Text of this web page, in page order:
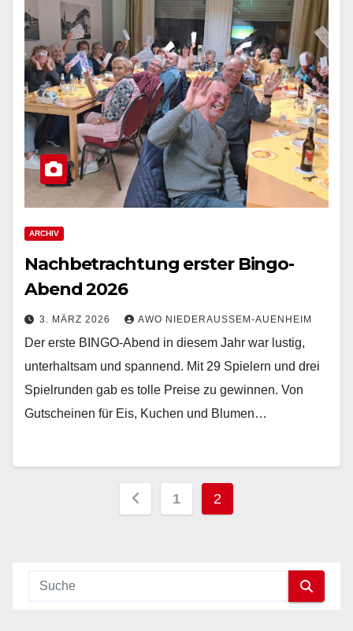
ARCHIV
Nachbetrachtung erster Bingo-
Abend 2026
3. MÄRZ 2026 AWO NIEDERAUSSEM-AUENHEIM
Der erste BINGO-Abend in diesem Jahr war lustig,
unterhaltsam und spannend. Mit 29 Spielern und drei
Spielrunden gab es tolle Preise zu gewinnen. Von
Gutscheinen für Eis, Kuchen und Blumen…
1 2